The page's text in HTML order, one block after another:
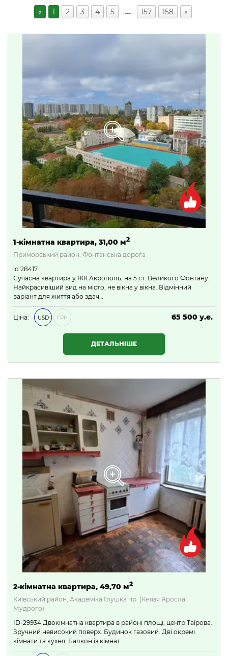
« 1 2 3 4 5 … 157 158 »
1-кімнатна квартира, 31,00 м2
Приморський район, Фонтанська дорога
id 28417
Сучасна квартира у ЖК Акрополь, на 5 ст. Великого Фонтану.
Найкрасивіший вид на місто, не вікна у вікна. Відмінний
варіант для життя або здач…
Ціна: USD ГРН
65 500 у.е.
2 816 500 ₴
ДЕТАЛЬНІШЕ
2-кімнатна квартира, 49,70 м2
Київський район, Академіка Глушка пр. (Князя Яросла
Мудрого)
ID-29934 Двокімнатна квартира в районі площі, центр Таїрова.
Зручний невисокий поверх. Будинок газовий. Дві окремі
кімнати та кухня. Балкон із кімнат…